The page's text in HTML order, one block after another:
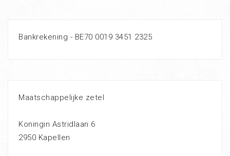
Bankrekening - BE70 0019 3451 2325
Maatschappelijke zetel
Koningin Astridlaan 6
2950 Kapellen